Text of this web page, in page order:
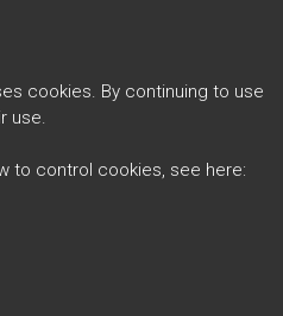
cookies. By continuing to use
use.
to control cookies, see here: